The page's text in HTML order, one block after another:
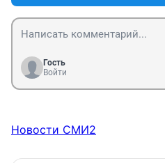
Гость
Войти
Новости СМИ2